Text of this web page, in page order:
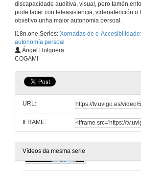
discapacidade auditiva, visual, pero tamén
pode facer con teleasistencia, videoatención o
obxetivo unha maior autonomía persoal.
i18n.one.Series: Xornadas de e-
autonomía persoal
Ángel Holguera
COGAMI
URL:
IFRAME:
Vídeos da mesma serie
Presentación da
8 de xuño de 2011
Quenda de preguntas
8 de xuño de 2011